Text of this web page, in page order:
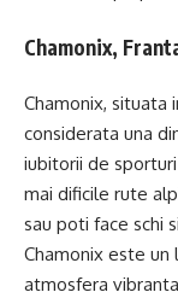
Chamonix,
Chamonix, situata
considerata una
iubitorii de
mai dificile rute
sau poti face schi
Chamonix este un
atmosfera